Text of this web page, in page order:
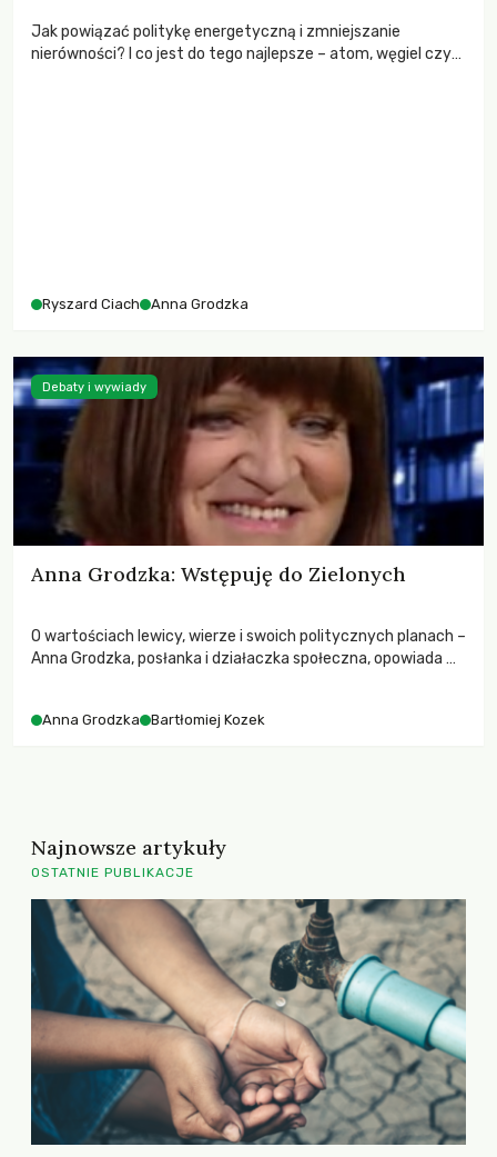
Jak powiązać politykę energetyczną i zmniejszanie
nierówności? I co jest do tego najlepsze – atom, węgiel czy
Ryszard Ciach Anna Grodzka
Anna Grodzka: Wstępuję do Zielonych
O wartościach lewicy, wierze i swoich politycznych planach –
Anna Grodzka, posłanka i działaczka społeczna, opowiada w
Anna Grodzka Bartłomiej Kozek
Debaty i wywiady
Najnowsze artykuły
OSTATNIE PUBLIKACJE